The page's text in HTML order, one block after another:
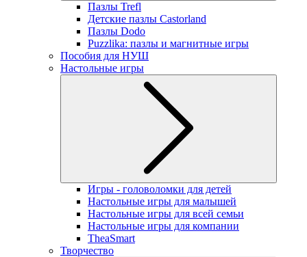
Пазлы Trefl
Детские пазлы Castorland
Пазлы Dodo
Puzzlika: пазлы и магнитные игры
Пособия для НУШ
Настольные игры
Игры - головоломки для детей
Настольные игры для малышей
Настольные игры для всей семьи
Настольные игры для компании
TheaSmart
Творчество